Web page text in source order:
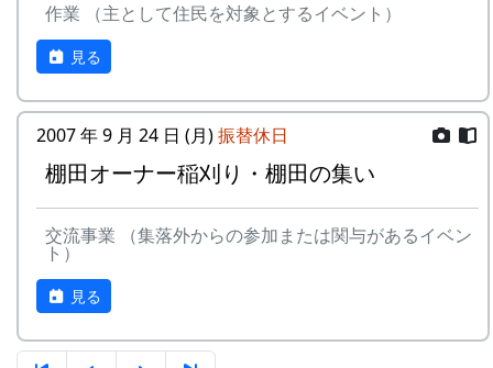
作業 （主として住民を対象とするイベント）
見る
2007 年 9 月 24 日 (月)振替休日
棚田オーナー稲刈り・棚田の集い
交流事業 （集落外からの参加または関与があるイベン
ト）
見る